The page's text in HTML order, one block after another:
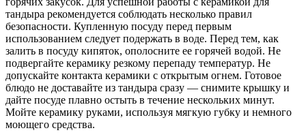
тандыра рекомендуется соблюдать несколько правил
безопасности. Купленную посуду перед первым
использованием следует подержать в воде. Перед тем, как
залить в посуду кипяток, ополосните ее горячей водой. Не
подвергайте керамику резкому перепаду температур. Не
допускайте контакта керамики с открытым огнем. Готовое
блюдо не доставайте из тандыра сразу — снимите крышку и
дайте посуде плавно остыть в течение нескольких минут.
Мойте керамику руками, используя мягкую губку и немного
моющего средства.